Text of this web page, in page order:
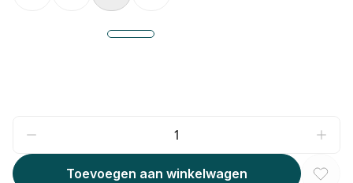
Toevoegen aan winkelwagen